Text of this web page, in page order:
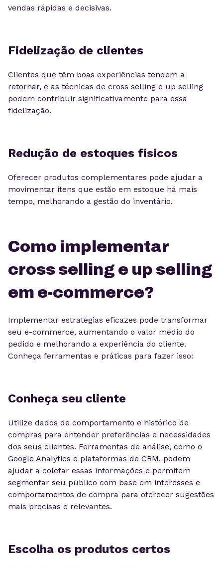
vendas rápidas e decisivas.
Fidelização de clientes
Clientes que têm boas experiências tendem a
retornar, e as técnicas de cross selling e up selling
podem contribuir significativamente para essa
fidelização.
Redução de estoques físicos
Oferecer produtos complementares pode ajudar a
movimentar itens que estão em estoque há mais
tempo, melhorando a gestão do inventário.
Como implementar
cross selling e up selling
em e-commerce?
Implementar estratégias eficazes pode transformar
seu e-commerce, aumentando o valor médio do
pedido e melhorando a experiência do cliente.
Conheça ferramentas e práticas para fazer isso:
Conheça seu cliente
Utilize dados de comportamento e histórico de
compras para entender preferências e necessidades
dos seus clientes. Ferramentas de análise, como o
Google Analytics e plataformas de CRM, podem
ajudar a coletar essas informações e permitem
segmentar seu público com base em interesses e
comportamentos de compra para oferecer sugestões
mais precisas e relevantes.
Escolha os produtos certos